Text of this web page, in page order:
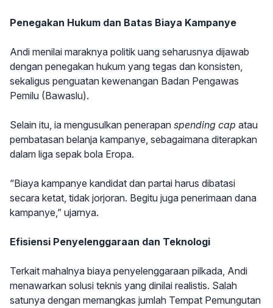
Penegakan Hukum dan Batas Biaya Kampanye
Andi menilai maraknya politik uang seharusnya dijawab
dengan penegakan hukum yang tegas dan konsisten,
sekaligus penguatan kewenangan Badan Pengawas
Pemilu (Bawaslu).
Selain itu, ia mengusulkan penerapan spending cap atau
pembatasan belanja kampanye, sebagaimana diterapkan
dalam liga sepak bola Eropa.
“Biaya kampanye kandidat dan partai harus dibatasi
secara ketat, tidak jorjoran. Begitu juga penerimaan dana
kampanye,” ujarnya.
Efisiensi Penyelenggaraan dan Teknologi
Terkait mahalnya biaya penyelenggaraan pilkada, Andi
menawarkan solusi teknis yang dinilai realistis. Salah
satunya dengan memangkas jumlah Tempat Pemungutan